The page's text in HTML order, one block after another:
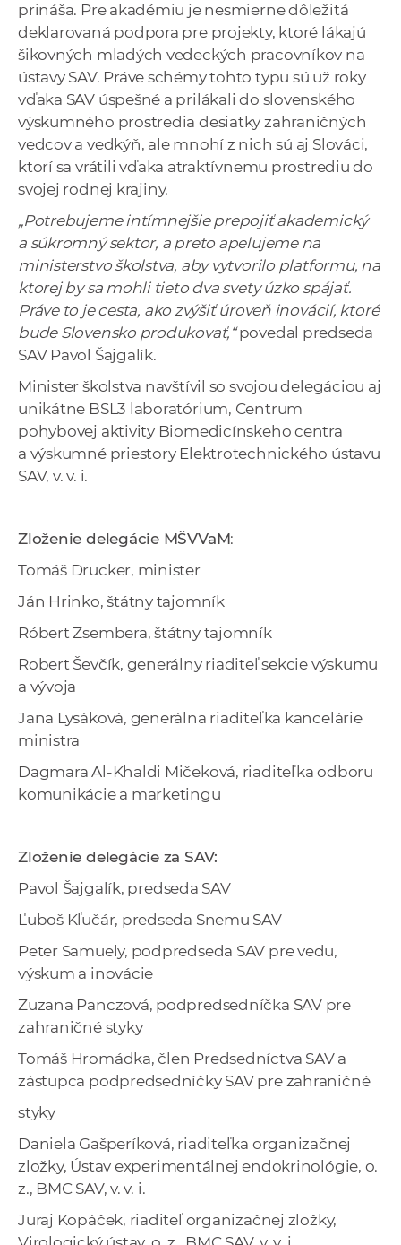
prináša. Pre akadémiu je nesmierne dôležitá
deklarovaná podpora pre projekty, ktoré lákajú
šikovných mladých vedeckých pracovníkov na
ústavy SAV. Práve schémy tohto typu sú už roky
vďaka SAV úspešné a prilákali do slovenského
výskumného prostredia desiatky zahraničných
vedcov a vedkýň, ale mnohí z nich sú aj Slováci,
ktorí sa vrátili vďaka atraktívnemu prostrediu do
svojej rodnej krajiny.
„Potrebujeme intímnejšie prepojiť akademický
a súkromný sektor, a preto apelujeme na
ministerstvo školstva, aby vytvorilo platformu, na
ktorej by sa mohli tieto dva svety úzko spájať.
Práve to je cesta, ako zvýšiť úroveň inovácií, ktoré
bude Slovensko produkovať,“povedal predseda
SAV Pavol Šajgalík.
Minister školstva navštívil so svojou delegáciou aj
unikátne BSL3 laboratórium, Centrum
pohybovej aktivity Biomedicínskeho centra
a výskumné priestory Elektrotechnického ústavu
SAV, v. v. i.
Zloženie delegácie MŠVVaM:
Tomáš Drucker, minister
Ján Hrinko, štátny tajomník
Róbert Zsembera, štátny tajomník
Robert Ševčík, generálny riaditeľ sekcie výskumu
a vývoja
Jana Lysáková, generálna riaditeľka kancelárie
ministra
Dagmara Al-Khaldi Mičeková, riaditeľka odboru
komunikácie a marketingu
Zloženie delegácie za SAV:
Pavol Šajgalík, predseda SAV
Ľuboš Kľučár, predseda Snemu SAV
Peter Samuely, podpredseda SAV pre vedu,
výskum a inovácie
Zuzana Panczová, podpredsedníčka SAV pre
zahraničné styky
Tomáš Hromádka, člen Predsedníctva SAV a
zástupca podpredsedníčky SAV pre zahraničné
styky
Daniela Gašperíková, riaditeľka organizačnej
zložky, Ústav experimentálnej endokrinológie, o.
z., BMC SAV, v. v. i.
Juraj Kopáček, riaditeľ organizačnej zložky,